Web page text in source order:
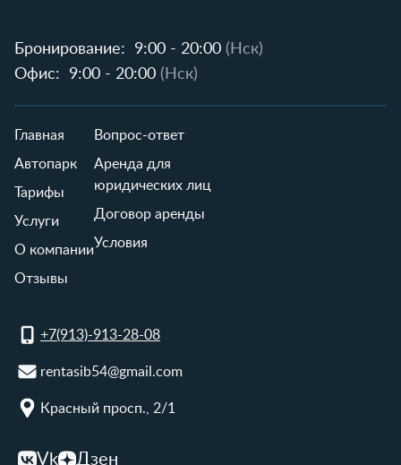
Бронирование: 9:00 - 20:00 (Нск)
Офис:
9:00 - 20:00 (Нск)
Главная
Автопарк
Тарифы
Услуги
О компании
Отзывы
Вопрос-ответ
Аренда для
юридических лиц
Договор аренды
Условия
+7(913)-913-28-08
rentasib54@gmail.com
Красный просп., 2/1
Vk Дзен